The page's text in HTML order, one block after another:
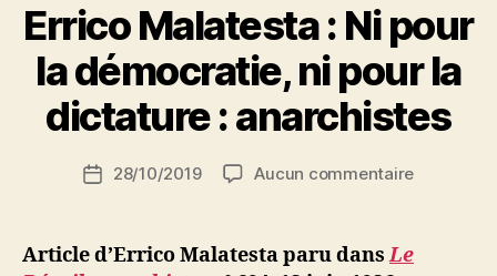
Errico Malatesta : Ni pour
la démocratie, ni pour la
dictature : anarchistes
a
S
N
ji
Date28/10/2019 Aucun commentairesur
Ni
Article d’Errico Malatesta paru dansLe